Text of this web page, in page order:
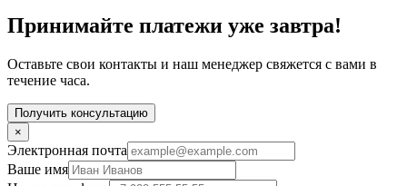
Принимайте платежи уже завтра!
Оставьте свои контакты и наш менеджер свяжется с вами в
течение часа.
Получить консультацию
×
Электронная почта
Ваше имя